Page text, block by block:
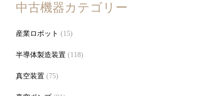
中古機器カテゴリー
産業ロボット (15)
半導体製造装置 (118)
真空装置 (75)